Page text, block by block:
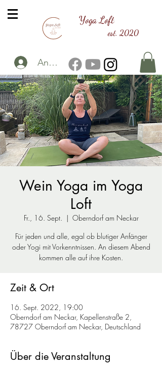
est. 2020
Yoga Loft
Anmelden
Wein Yoga im Yoga
Loft
Fr., 16. Sept.
  |
Oberndorf am Neckar
Für jeden und alle, egal ob blutiger Anfänger
oder Yogi mit Vorkenntnissen. An diesem Abend
kommen alle auf ihre Kosten.
Zeit & Ort
16. Sept. 2022, 19:00
Oberndorf am Neckar, Kapellenstraße 2,
78727 Oberndorf am Neckar, Deutschland
Über die Veranstaltung